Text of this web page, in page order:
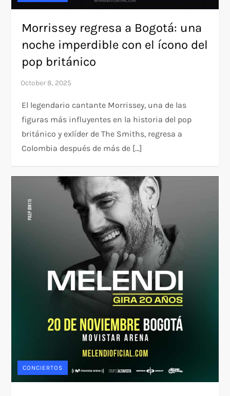
Morrissey regresa a Bogotá: una
noche imperdible con el ícono del
pop británico
El legendario cantante Morrissey, una de las
figuras más influyentes en la historia del pop
británico y exlíder de The Smiths, regresa a
Colombia después de más de […]
CONCIERTOS